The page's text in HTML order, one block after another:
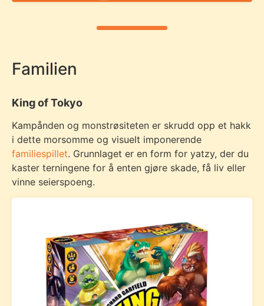
Familien
King of Tokyo
Kampånden og monstrøsiteten er skrudd opp et hakk
i dette morsomme og visuelt imponerende
familiespillet. Grunnlaget er en form for yatzy, der du
kaster terningene for å enten gjøre skade, få liv eller
vinne seierspoeng.